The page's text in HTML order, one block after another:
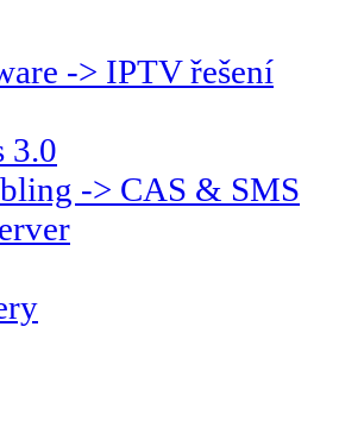
-> IPTV řešení
3.0
-> CAS & SMS